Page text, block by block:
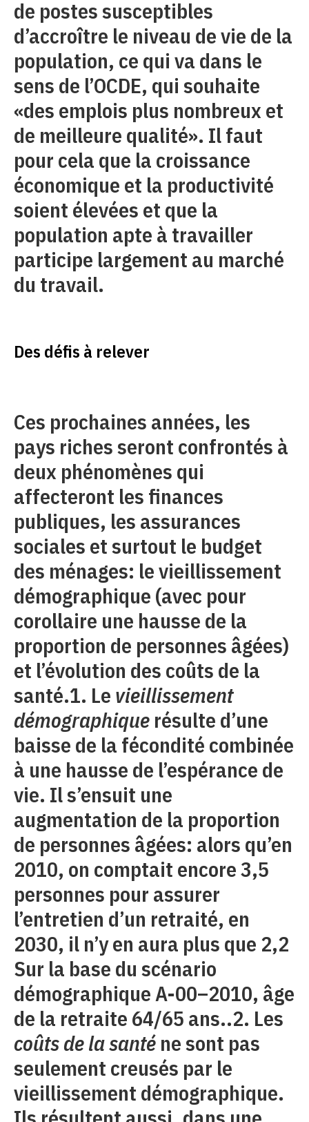
de postes susceptibles
d’accroître le niveau de vie de la
population, ce qui va dans le
sens de l’OCDE, qui souhaite
«des emplois plus nombreux et
de meilleure qualité». Il faut
pour cela que la croissance
économique et la productivité
soient élevées et que la
population apte à travailler
participe largement au marché
du travail.
Des défis à relever
Ces prochaines années, les
pays riches seront confrontés à
deux phénomènes qui
affecteront les finances
publiques, les assurances
sociales et surtout le budget
des ménages: le vieillissement
démographique (avec pour
corollaire une hausse de la
proportion de personnes âgées)
et l’évolution des coûts de la
santé.1. Le vieillissement
démographique résulte d’une
baisse de la fécondité combinée
à une hausse de l’espérance de
vie. Il s’ensuit une
augmentation de la proportion
de personnes âgées: alors qu’en
2010, on comptait encore 3,5
personnes pour assurer
l’entretien d’un retraité, en
2030, il n’y en aura plus que 2,2
Sur la base du scénario
démographique A-00–2010, âge
de la retraite 64/65 ans..2. Les
coûts de la santé ne sont pas
seulement creusés par le
vieillissement démographique.